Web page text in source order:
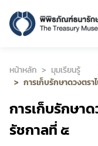
หน้าหลัก
มุมเรียนรู้
การเก็บรักษาดวงตร
การเก็บรักษา
รัชกาลที่ ๕